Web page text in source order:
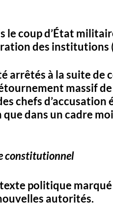
le coup d’État
des institutions
arrêtés à la suite de
massif
chefs d’accusation
que dans un cadre
constitutionnel
politique marqué
autorités.